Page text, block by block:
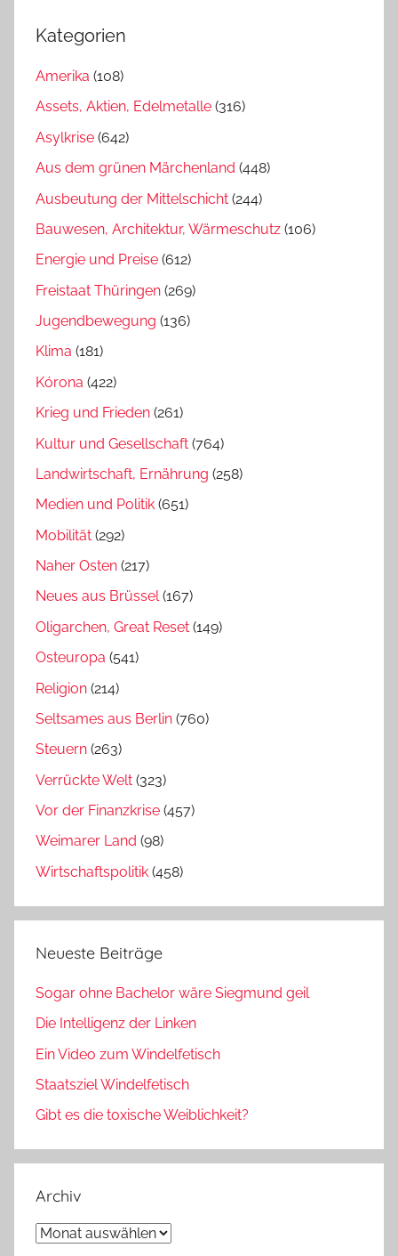
Kategorien
Amerika (108)
Assets, Aktien, Edelmetalle (316)
Asylkrise (642)
Aus dem grünen Märchenland (448)
Ausbeutung der Mittelschicht (244)
Bauwesen, Architektur, Wärmeschutz (106)
Energie und Preise (612)
Freistaat Thüringen (269)
Jugendbewegung (136)
Klima (181)
Kórona (422)
Krieg und Frieden (261)
Kultur und Gesellschaft (764)
Landwirtschaft, Ernährung (258)
Medien und Politik (651)
Mobilität (292)
Naher Osten (217)
Neues aus Brüssel(167)
Oligarchen, Great Reset (149)
Osteuropa (541)
Religion (214)
Seltsames aus Berlin (760)
Steuern (263)
Verrückte Welt (323)
Vor der Finanzkrise (457)
Weimarer Land (98)
Wirtschaftspolitik (458)
Neueste Beiträge
Sogar ohne Bachelor wäre Siegmund geil
Die Intelligenz der Linken
Ein Video zum Windelfetisch
Staatsziel Windelfetisch
Gibt es die toxische Weiblichkeit?
Archiv
Archiv